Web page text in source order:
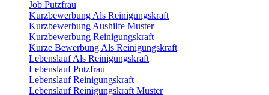
Job Putzfrau
Kurzbewerbung Als Reinigungskraft
Kurzbewerbung Aushilfe Muster
Kurzbewerbung Reinigungskraft
Kurze Bewerbung Als Reinigungskraft
Lebenslauf Als Reinigungskraft
Lebenslauf Putzfrau
Lebenslauf Reinigungskraft
Lebenslauf Reinigungskraft Muster